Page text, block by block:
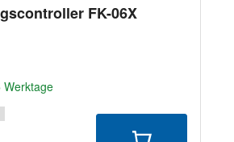
FK-06X
Werktage